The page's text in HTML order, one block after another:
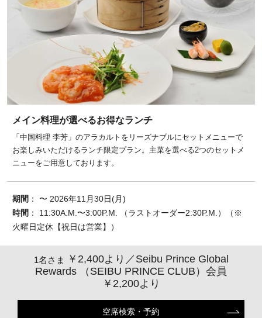
メイン料理が選べるお得なランチ
「中国料理 李芳」のアラカルトをリーズナブルにセットメニューで
お楽しみいただけるランチ限定プラン。主菜を選べる2つのセットメ
ニューをご用意しております。
期間 ： 〜 2026年11月30日(月)
時間 ： 11:30A.M.〜3:00P.M. （ラストオーダー2:30P.M.）（※
火曜日定休【祝日は営業】）
1名さま
￥2,400より／Seibu Prince Global
Rewards （SEIBU PRINCE CLUB）会員
￥2,200より
空席検索・予約